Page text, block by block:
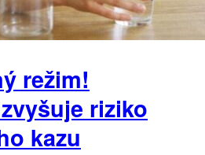
režim!
riziko
kazu